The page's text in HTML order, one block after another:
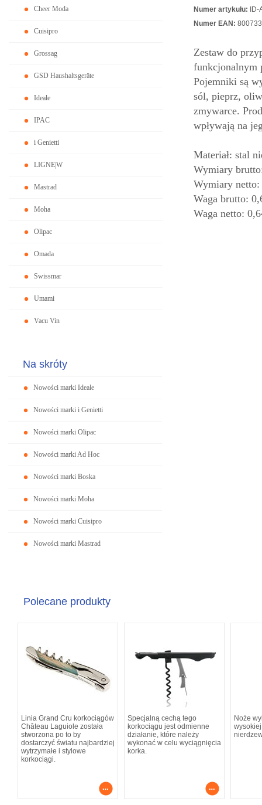
Cheer Moda
Cuisipro
Grossag
GSD Haushaltsgeräte
Ideale
IPAC
i Genietti
LIGNE|W
Mastrad
Moha
Olipac
Omada
Swissmar
Umami
Vacu Vin
Na skróty
Nowości marki Ideale
Nowości marki i Genietti
Nowości marki Olipac
Nowości marki Ad Hoc
Nowości marki Boska
Nowości marki Moha
Nowości marki Cuisipro
Nowości marki Mastrad
Numer artykułu:
Numer EAN:
Zestaw do
funkcjonalnym
Pojemniki są
sól, pieprz,
zmywarce.
wpływają na
Materiał: stal
Wymiary
Wymiary
Waga brutto:
Waga netto:
Polecane produkty
Linia Grand Cru korkociągów
Château Laguiole została
stworzona po to by
dostarczyć światu najbardziej
wytrzymałe i stylowe
korkociągi.
Specjalną cechą tego
korkociągu jest odmienne
działanie, które należy
wykonać w celu wyciągnięcia
korka.
Noże